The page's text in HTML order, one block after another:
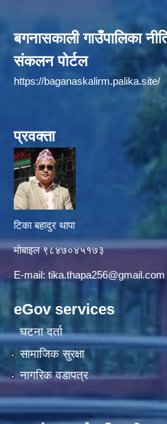
बगनासकाली गाउँपालिका
संकलन पोर्टल
https://baganaskalirm.palika.site/
प्रवक्ता
टिका बहादुर थापा
माे‍बाइल ९८४७०४५१७३
E-mail: tika.thapa256@gmail.com
eGov services
घटना दर्ता
सामाजिक सुरक्षा
नागरिक वडापत्र